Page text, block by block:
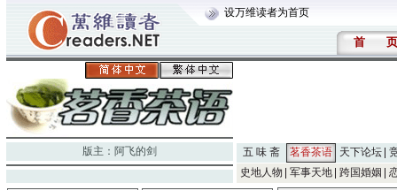
设万维读者为首页
首 页
版主： 阿飞的剑 五 味 斋 茗香茶语 天下论坛
史地人物
军事天地 跨国婚姻